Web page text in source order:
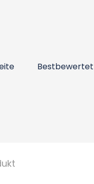
Bestbewertet